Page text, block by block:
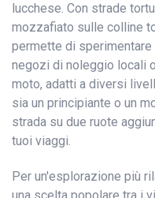
lucchese. Con strade
mozzafiato sulle colline
permette di sperimentare
negozi di noleggio locali
moto, adatti a diversi
sia un principiante o un
strada su due ruote
tuoi viaggi.
Per un'esplorazione più